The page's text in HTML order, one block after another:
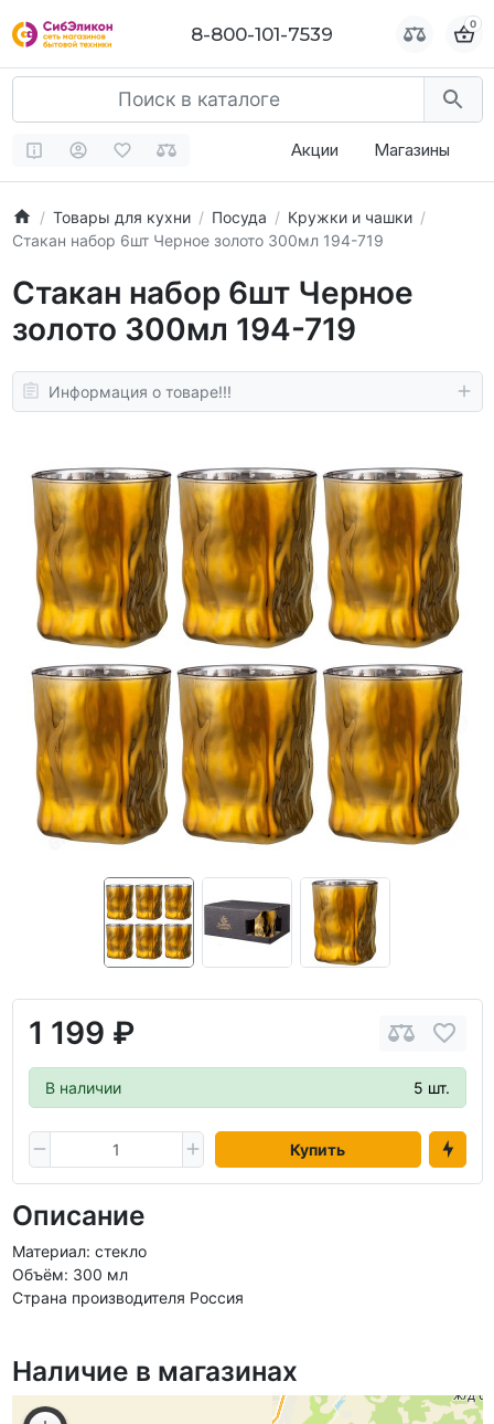
8-800-101-7539 0
Акции Магазины
Товары для кухни Посуда
Кружки и чашки
Стакан набор 6шт Черное золото 300мл 194-719
Стакан набор 6шт Черное
золото 300мл 194-719
Информация о товаре!!!
1 199 ₽
В наличии 5 шт.
Купить
Описание
Материал: стекло
Объём: 300 мл
Страна производителя Россия
Наличие в магазинах
8-800-101-7539 0